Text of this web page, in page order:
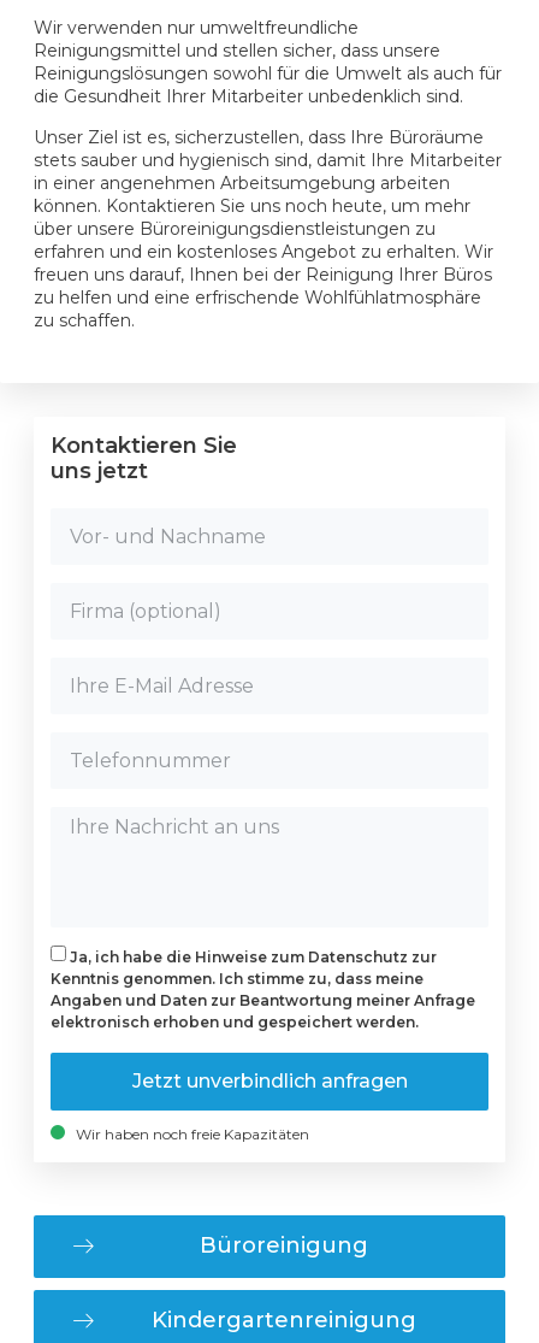
Wir verwenden nur umweltfreundliche
Reinigungsmittel und stellen sicher, dass unsere
Reinigungslösungen sowohl für die Umwelt als auch für
die Gesundheit Ihrer Mitarbeiter unbedenklich sind.
Unser Ziel ist es, sicherzustellen, dass Ihre Büroräume
stets sauber und hygienisch sind, damit Ihre Mitarbeiter
in einer angenehmen Arbeitsumgebung arbeiten
können. Kontaktieren Sie uns noch heute, um mehr
über unsere Büroreinigungsdienstleistungen zu
erfahren und ein kostenloses Angebot zu erhalten. Wir
freuen uns darauf, Ihnen bei der Reinigung Ihrer Büros
zu helfen und eine erfrischende Wohlfühlatmosphäre
zu schaffen.
Kontaktieren Sie
uns jetzt
Ja, ich habe die Hinweise zum Datenschutz zur
Kenntnis genommen. Ich stimme zu, dass meine
Angaben und Daten zur Beantwortung meiner Anfrage
elektronisch erhoben und gespeichert werden.
Jetzt unverbindlich anfragen
Wir haben noch freie Kapazitäten
Büroreinigung
Kindergartenreinigung